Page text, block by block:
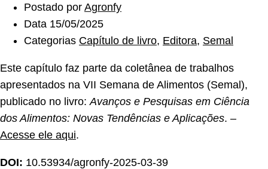
Postado por Agronfy
Data 15/05/2025
Categorias Capítulo de livro, Editora, Semal
Este capítulo faz parte da coletânea de trabalhos
apresentados na VII Semana de Alimentos (Semal),
publicado no livro: Avanços e Pesquisas em Ciência
dos Alimentos: Novas Tendências e Aplicações. –
Acesse ele aqui.
DOI: 10.53934/agronfy-2025-03-39